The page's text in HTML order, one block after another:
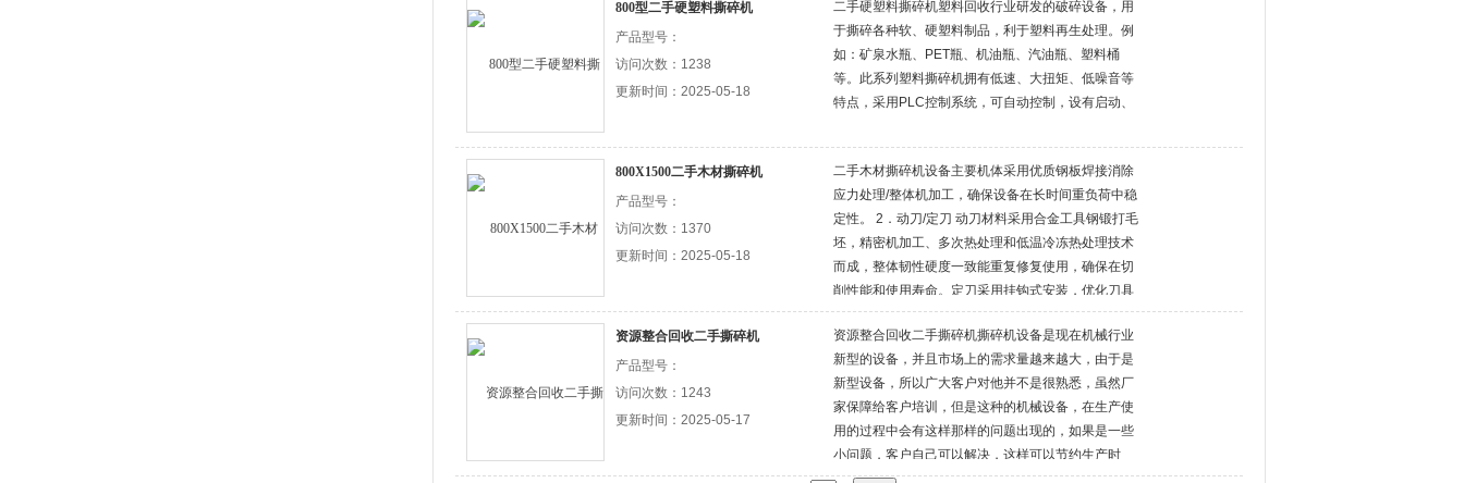
800型二手硬塑料撕碎机
产品型号：
访问次数：1238
更新时间：2025-05-18
二手硬塑料撕碎机塑料回收行业研发的破碎设备，用
于撕碎各种软、硬塑料制品，利于塑料再生处理。例
如：矿泉水瓶、PET瓶、机油瓶、汽油瓶、塑料桶
等。此系列塑料撕碎机拥有低速、大扭矩、低噪音等
特点，采用PLC控制系统，可自动控制，设有启动、
800X1500二手木材撕碎机
产品型号：
访问次数：1370
更新时间：2025-05-18
二手木材撕碎机设备主要机体采用优质钢板焊接消除
应力处理/整体机加工，确保设备在长时间重负荷中稳
定性。 2．动刀/定刀 动刀材料采用合金工具钢锻打毛
坯，精密机加工、多次热处理和低温冷冻热处理技术
而成，整体韧性硬度一致能重复修复使用，确保在切
削性能和使用寿命。定刀采用挂钩式安装，优化刀具
更换功能，使刀具维护更换更加高效。
资源整合回收二手撕碎机
产品型号：
访问次数：1243
更新时间：2025-05-17
资源整合回收二手撕碎机撕碎机设备是现在机械行业
新型的设备，并且市场上的需求量越来越大，由于是
新型设备，所以广大客户对他并不是很熟悉，虽然厂
家保障给客户培训，但是这种的机械设备，在生产使
用的过程中会有这样那样的问题出现的，如果是一些
小问题，客户自己可以解决，这样可以节约生产时
间，大的问题客户可以致电厂家来寻求解决之道。